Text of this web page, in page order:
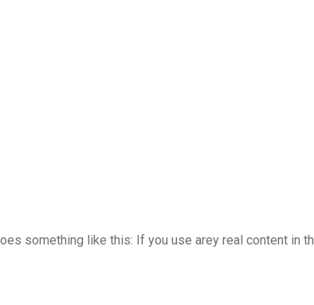
something like this: If you use arey real content in